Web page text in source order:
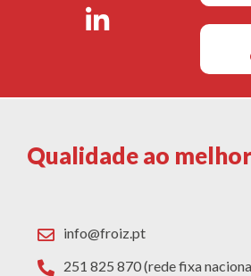
Qualidade ao
info@froiz.pt
251 825 870 (rede fixa